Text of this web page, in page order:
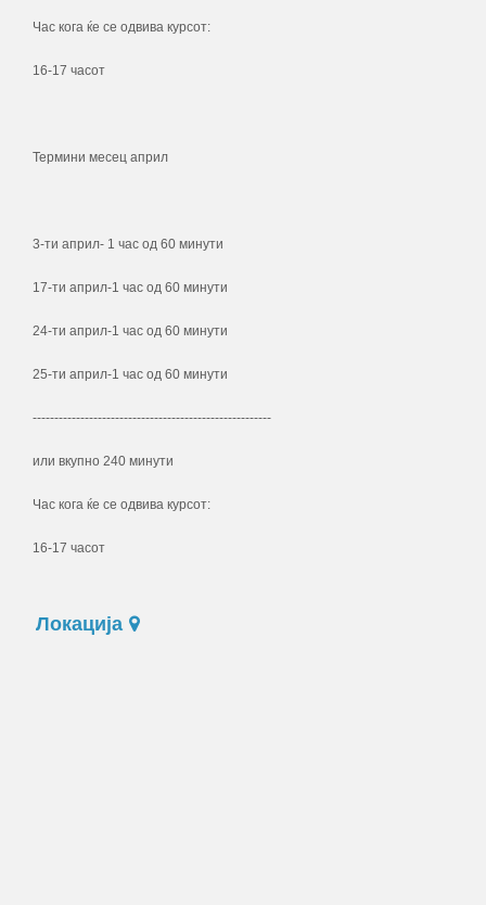
Час кога ќе се одвива курсот:
16-17 часот
Термини месец април
3-ти април- 1 час од 60 минути
17-ти април-1 час од 60 минути
24-ти април-1 час од 60 минути
25-ти април-1 час од 60 минути
-------------------------------------------------------
или вкупно 240 минути
Час кога ќе се одвива курсот:
16-17 часот
Локација